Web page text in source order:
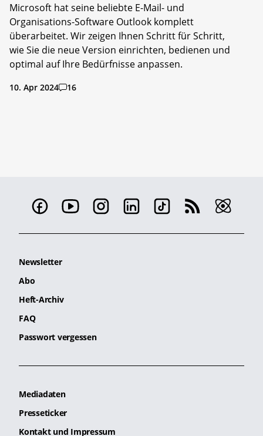
Microsoft hat seine beliebte E-Mail- und
Organisations-Software Outlook komplett
überarbeitet. Wir zeigen Ihnen Schritt für Schritt,
wie Sie die neue Version einrichten, bedienen und
optimal auf Ihre Bedürfnisse anpassen.
10. Apr 2024 16
Newsletter
Abo
Heft-Archiv
FAQ
Passwort vergessen
Mediadaten
Presseticker
Kontakt und Impressum